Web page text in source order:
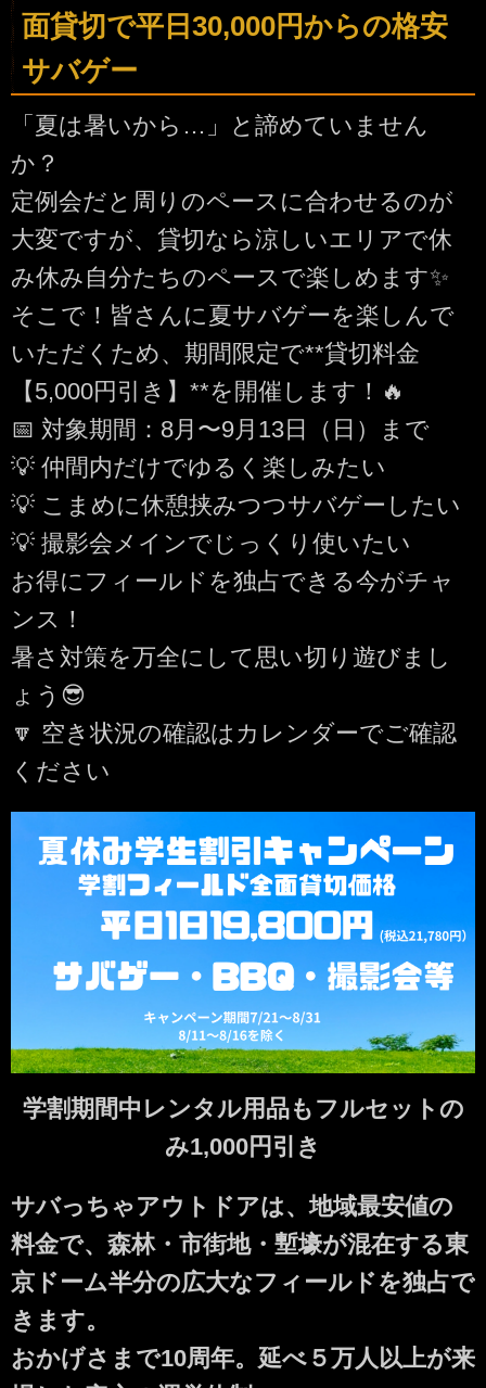
面貸切で平日30,000円からの格安
サバゲー
「夏は暑いから…」と諦めていません
か？
​定例会だと周りのペースに合わせるのが
大変ですが、貸切なら涼しいエリアで休
み休み自分たちのペースで楽しめます✨
​そこで！皆さんに夏サバゲーを楽しんで
いただくため、期間限定で**貸切料金
【5,000円引き】**を開催します！🔥
​📅 対象期間：8月〜9月13日（日）まで
​💡 仲間内だけでゆるく楽しみたい
💡 こまめに休憩挟みつつサバゲーしたい
💡 撮影会メインでじっくり使いたい
​お得にフィールドを独占できる今がチャ
ンス！
暑さ対策を万全にして思い切り遊びまし
ょう😎
​🔽 空き状況の確認はカレンダーでご確認
ください
学割期間中レンタル用品もフルセットの
み1,000円引き
サバっちゃアウトドアは、地域最安値の
料金で、森林・市街地・塹壕が混在する東
京ドーム半分の広大なフィールドを独占で
きます。
おかげさまで10周年。延べ５万人以上が来